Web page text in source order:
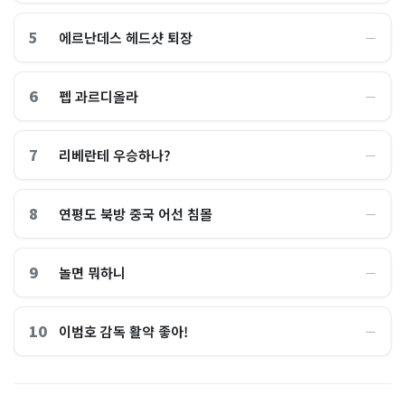
5 에르난데스 헤드샷 퇴장 ―
6 펩 과르디올라 ―
7 리베란테 우승하나? ―
8 연평도 북방 중국 어선 침몰 ―
9 놀면 뭐하니 ―
10 이범호 감독 활약 좋아! ―